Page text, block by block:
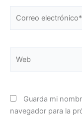
electrónico*
Guarda mi
navegador para la